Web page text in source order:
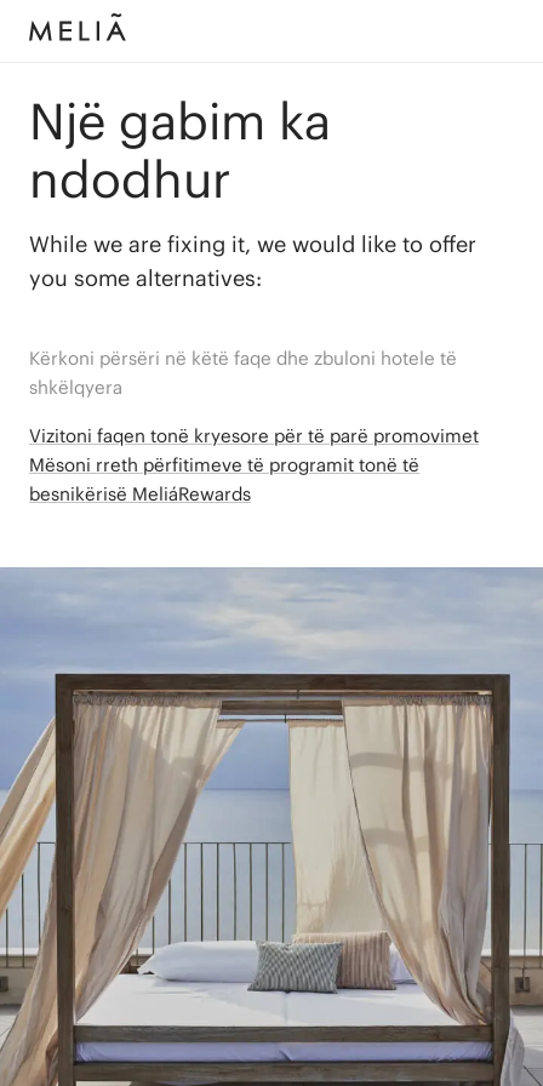
Një gabim ka
ndodhur
While we are fixing it, we would like to offer
you some alternatives:
Kërkoni përsëri në këtë faqe dhe zbuloni hotele të
shkëlqyera
Vizitoni faqen tonë kryesore për të parë promovimet
Mësoni rreth përfitimeve të programit tonë të
besnikërisë MeliáRewards